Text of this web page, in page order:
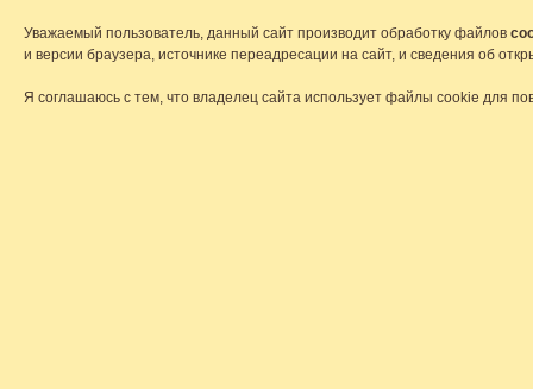
Уважаемый пользователь, данный сайт производит обработку файлов
и версии браузера, источнике переадресации на сайт, и сведения об
Я соглашаюсь с тем, что владелец сайта использует файлы cookie для